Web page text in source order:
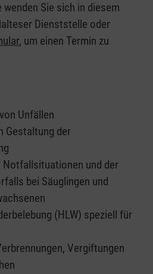
Sie sich in diesem
Dienststelle oder
, um einen Termin zu
Unfällen
Gestaltung der
Notfallsituationen und der
bei Säuglingen und
(HLW) speziell für
Vergiftungen